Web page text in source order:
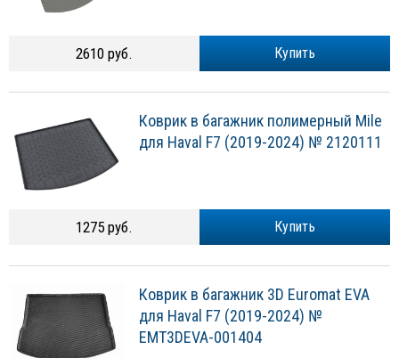
Купить
2610 руб.
Коврик в багажник полимерный Mile
для Haval F7 (2019-2024) № 2120111
Купить
1275 руб.
Коврик в багажник 3D Euromat EVA
для Haval F7 (2019-2024) №
EMT3DEVA-001404